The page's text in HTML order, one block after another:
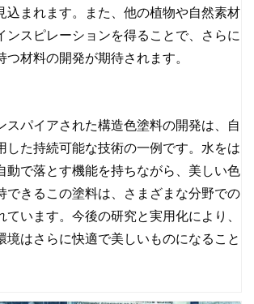
込まれます。また、他の植物や自然素材
ンスピレーションを得ることで、さらに
材料の開発が期待されます。
スパイアされた構造色塗料の開発は、自
した持続可能な技術の一例です。水をは
動で落とす機能を持ちながら、美しい色
できるこの塗料は、さまざまな分野での
ています。今後の研究と実用化により、
境はさらに快適で美しいものになること